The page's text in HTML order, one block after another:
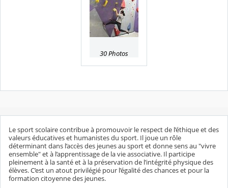
30 Photos
Le sport scolaire contribue à promouvoir le respect de l’éthique et des
valeurs éducatives et humanistes du sport. Il joue un rôle
déterminant dans l’accès des jeunes au sport et donne sens au "vivre
ensemble" et à l’apprentissage de la vie associative. Il participe
pleinement à la santé et à la préservation de l’intégrité physique des
élèves. C’est un atout privilégié pour l’égalité des chances et pour la
formation citoyenne des jeunes.